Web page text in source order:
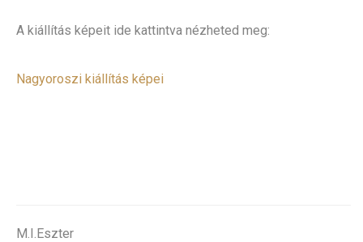
A kiállítás képeit ide kattintva nézheted meg:
Nagyoroszi kiállítás képei
M.I.Eszter